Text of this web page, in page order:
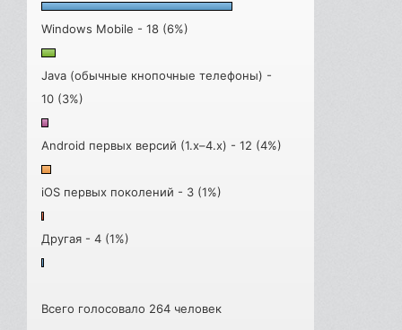
Windows Mobile - 18 (6%)
Java (обычные кнопочные телефоны) -
10 (3%)
Android первых версий (1.x–4.x) - 12 (4%)
iOS первых поколений - 3 (1%)
Другая - 4 (1%)
Всего голосовало 264 человек